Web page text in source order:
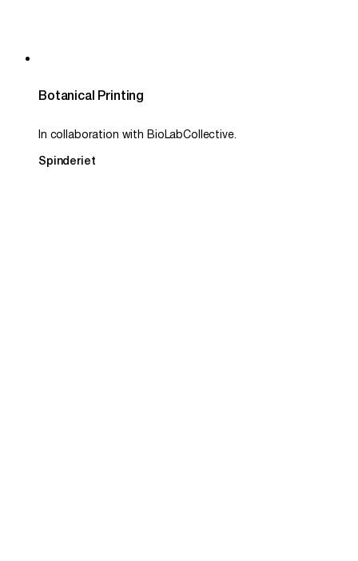
Botanical Printing
In collaboration with BioLabCollective.
Spinderiet